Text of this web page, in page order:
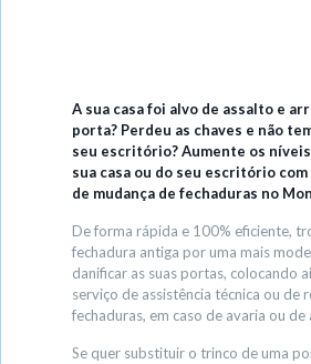
A sua casa foi alvo de assalto e
porta? Perdeu as chaves e não
seu escritório? Aumente os
sua casa ou do seu escritório
de mudança de fechaduras no
De forma rápida e 100% eficiente,
fechadura antiga por uma mais
danificar as suas portas, colocando
serviço de assistência técnica ou de
fechaduras, em caso de avaria ou de
Se quer substituir o trinco de uma